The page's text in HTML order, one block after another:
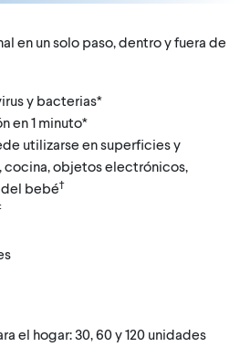
en un solo paso, dentro y fuera de
y bacterias*
en 1 minuto*
utilizarse en superficies y
cocina, objetos electrónicos,
bebé†
el hogar: 30, 60 y 120 unidades